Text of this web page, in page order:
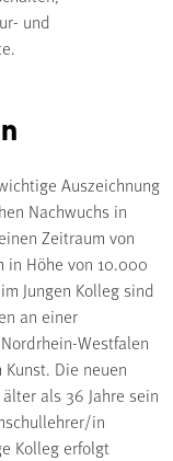
und
Auszeichnung
Nachwuchs in
Zeitraum von
in Höhe von 10.000
Jungen Kolleg sind
an einer
Westfalen
Die neuen
als 36 Jahre sein
in
Kolleg erfolgt